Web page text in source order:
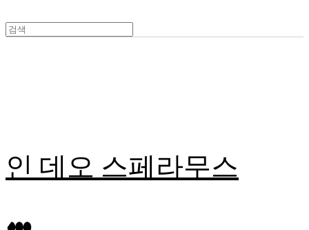
인 데오 스페라무스